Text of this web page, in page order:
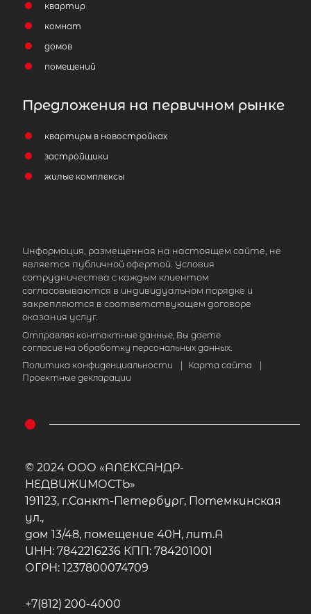
квартир
комнат
домов
помещений
Предложения на первичном рынке
квартиры в новостройках
застройщики
жилые комплексы
Информация, размещенная на настоящем сайте, не
является публичной офертой. Условия
сотрудничества с каждым клиентом
согласовываются в индивидуальном порядке и
закрепляются в соответствующем договоре
оказания услуг.
Отправляя контактные данные, Вы даете
согласие на обработку персональных данных.
Политика конфиденциальности
Карта сайта
Проектные декларации
© 2024 ООО «АЛЕКСАНДР-
НЕДВИЖИМОСТЬ»
191123, г.Санкт-Петербург, Потемкинская
ул.,
дом 13/48, помещение 40Н, лит.А
ИНН: 7842216236 КПП: 784201001
ОГРН: 1237800074709
+7(812) 200-4000